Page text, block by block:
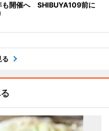
も開催へ SHIBUYA109前に
る